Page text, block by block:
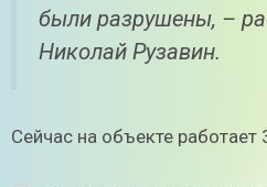
были разрушены, –
Николай Рузавин.
Сейчас на объекте